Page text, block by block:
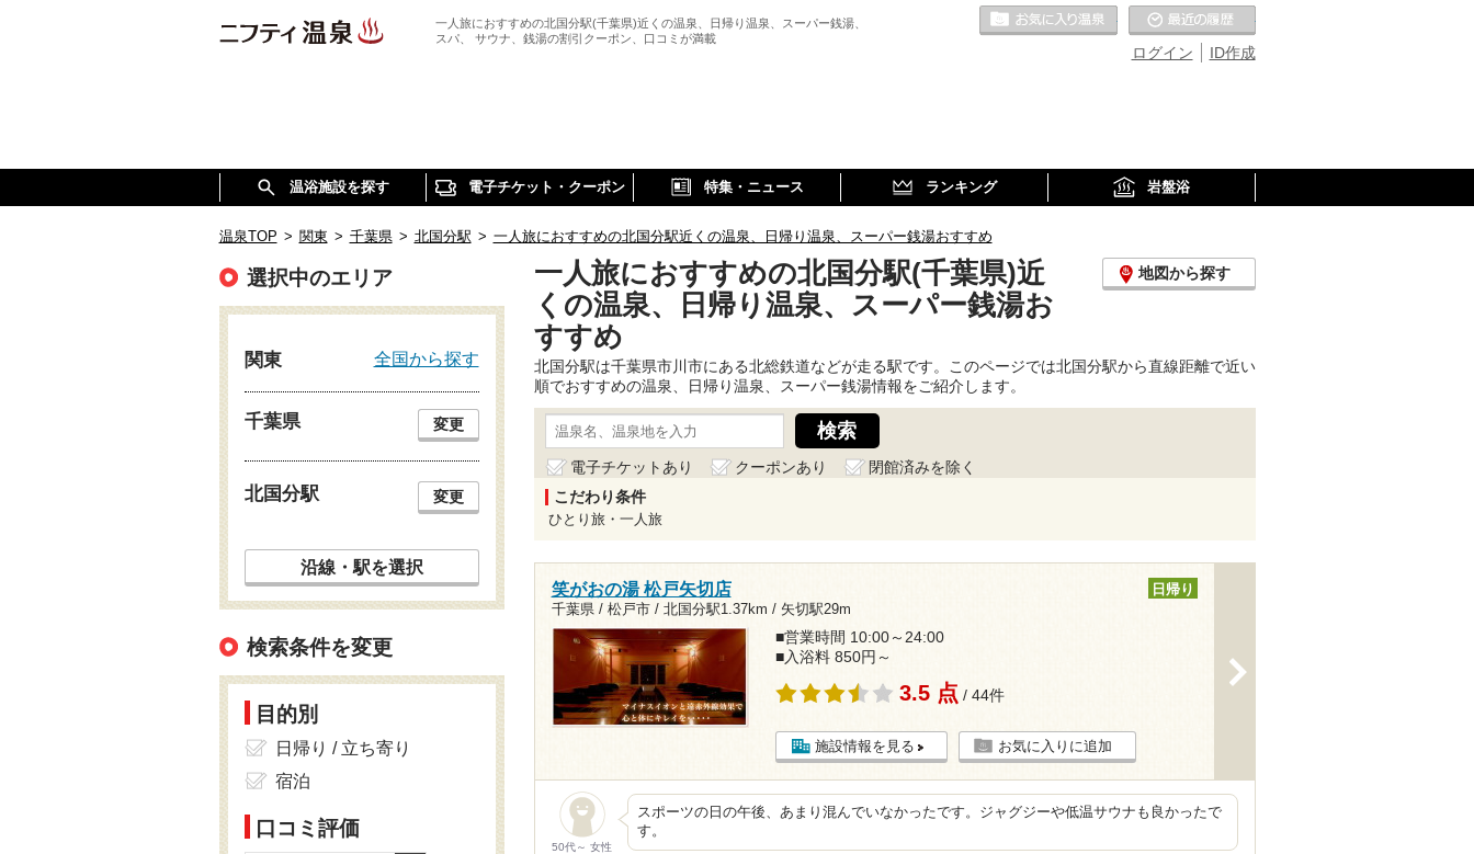
一人旅におすすめの北国分駅(千葉県)近くの温泉、日帰り温泉、スーパー銭湯、
スパ、 サウナ、銭湯の割引クーポン、口コミが満載
ID作成
ログイン
お気に入りの温泉
温浴施設を探す 電子チケット・クーポン 特集・ニュース ランキング 岩盤浴
温泉TOP > 関東 > 千葉県 > 北国分駅 > 一人旅におすすめの北国分駅近くの温泉、日帰り温泉、スーパー銭湯おすすめ
一人旅におすすめの北国分駅(千葉県)近
くの温泉、日帰り温泉、スーパー銭湯お
すすめ
地図から探す
北国分駅は千葉県市川市にある北総鉄道などが走る駅です。このページでは北国分駅から直線距離で近い
順でおすすめの温泉、日帰り温泉、スーパー銭湯情報をご紹介します。
電子チケットあり クーポンあり
閉館済みを除く
こだわり条件
ひとり旅・一人旅
笑がおの湯 松戸矢切店
千葉県 / 松戸市 / 北国分駅1.37km / 矢切駅29m
日帰り
■営業時間 10:00～24:00
■入浴料 850円～
3.5 点 / 44件
施設情報を見る お気に入りに追加
50代～ 女性
スポーツの日の午後、あまり混んでいなかったです。ジャグジーや低温サウナも良かったで
す。
選択中のエリア
関東 全国から探す
千葉県 変更
北国分駅 変更
沿線・駅を選択
検索条件を変更
目的別
日帰り / 立ち寄り
宿泊
口コミ評価